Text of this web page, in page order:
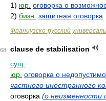
1) юр. оговорка о
2) бизн. защитная оговорка
Французско-русский
68
clause de stabilisation
сущ.
юр. оговорка о
частного иностранного
оговорка (о неизменности